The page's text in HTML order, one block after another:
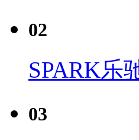
02
SPARK乐
03